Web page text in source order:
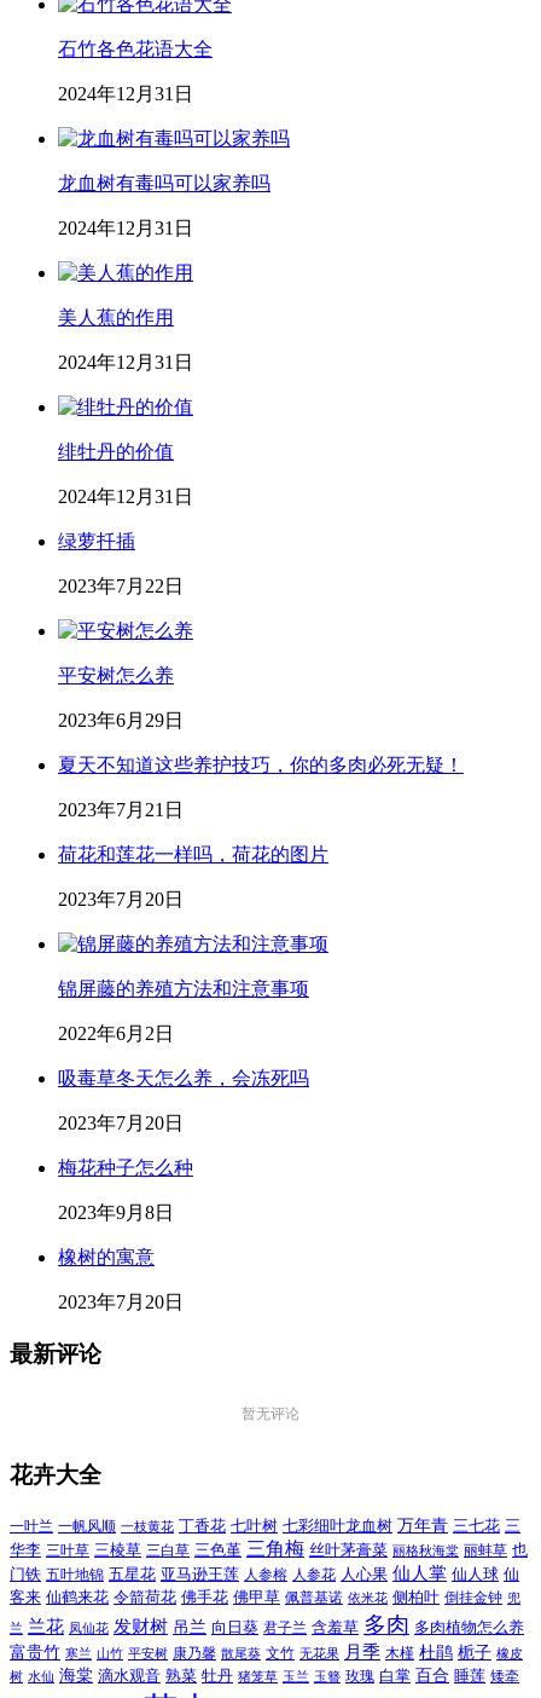
石竹各色花语大全
2024年12月31日
龙血树有毒吗可以家养吗
2024年12月31日
美人蕉的作用
2024年12月31日
绯牡丹的价值
2024年12月31日
绿萝扦插
2023年7月22日
平安树怎么养
2023年6月29日
夏天不知道这些养护技巧，你的多肉必死无疑！
2023年7月21日
荷花和莲花一样吗，荷花的图片
2023年7月20日
锦屏藤的养殖方法和注意事项
2022年6月2日
吸毒草冬天怎么养，会冻死吗
2023年7月20日
梅花种子怎么种
2023年9月8日
橡树的寓意
2023年7月20日
最新评论
暂无评论
花卉大全
一叶兰 一帆风顺 一枝黄花 丁香花 七叶树 七彩细叶龙血树 万年青 三七花 三
华李 三叶草 三棱草 三白草 三色堇 三角梅 丝叶茅膏菜 丽格秋海棠 丽蚌草 也
门铁 五叶地锦 五星花 亚马逊王莲 人参榕 人参花 人心果 仙人掌 仙人球 仙
客来 仙鹤来花 令箭荷花 佛手花 佛甲草 佩普基诺 依米花 侧柏叶 倒挂金钟 兜
兰 兰花 凤仙花 发财树 吊兰 向日葵 君子兰 含羞草 多肉 多肉植物怎么养
富贵竹 寒兰 山竹 平安树 康乃馨 散尾葵 文竹 无花果 月季 木槿 杜鹃 栀子 橡皮
树 水仙 海棠 滴水观音 熟菜 牡丹 猪笼草 玉兰 玉簪 玫瑰 白掌 百合 睡莲 矮牵